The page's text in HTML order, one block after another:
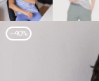
–40%